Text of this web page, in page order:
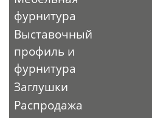
фурнитура
Выставочный
профиль и
фурнитура
Заглушки
Распродажа